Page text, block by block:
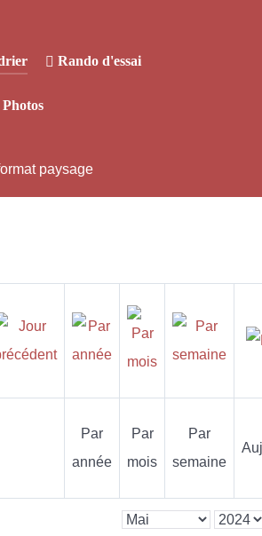
Rando d'essai
Photos
paysage
Par
année
Par
mois
Par
semaine